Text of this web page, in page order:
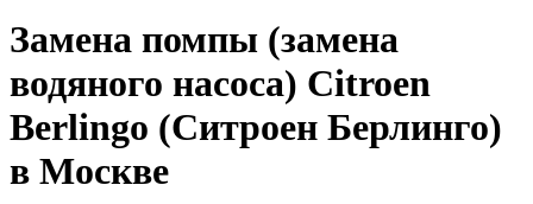
Замена помпы (замена
водяного насоса) Citroen
Berlingo (Ситроен Берлинго)
в Москве